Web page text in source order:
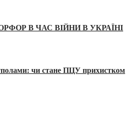
В ЧАС ВІЙНИ В УКРАЇНІ
чи стане ПЦУ прихистком